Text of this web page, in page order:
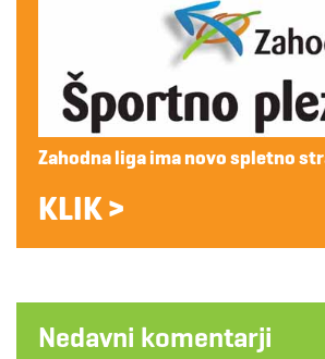
Zahodna liga ima novo spletno
KLIK >
Nedavni komentarji